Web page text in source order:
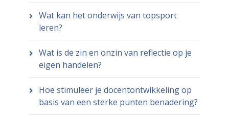
Wat kan het onderwijs van topsport
leren?
Wat is de zin en onzin van reflectie op je
eigen handelen?
Hoe stimuleer je docentontwikkeling op
basis van een sterke punten benadering?